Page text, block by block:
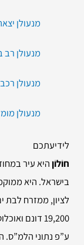
מנעולן
מנעולן
מנעולן
מנעולן
לידיעתכם
חוֹלוֹןהיא עיר
בישראל. היא
ע”פ נתוני הלמ”ס